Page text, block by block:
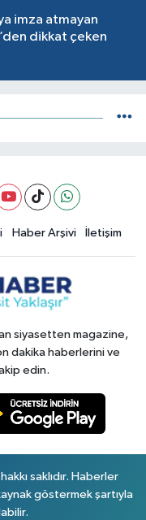
imza atmayan
dikkat çeken
Haber Arşivi İletişim
siyasetten magazine,
dakika haberlerini ve
edin.
saklıdır. Haberler
göstermek şartıyla